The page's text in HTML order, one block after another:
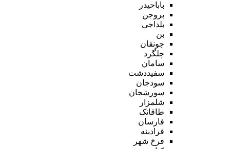
باباحیدر
بروجن
بلداجی
بن
جونقان
چلگرد
سامان
سفیددشت
سودجان
سورشجان
شلمزار
طاقانک
فارسان
فرادبنه
فرخ شهر